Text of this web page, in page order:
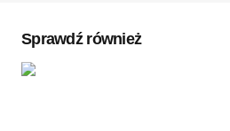
Sprawdź również